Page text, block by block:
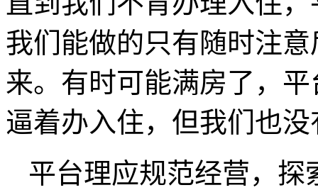
我们能做的只有随时注
来。有时可能满房了，
逼着办入住，但我们也没
平台理应规范经营，探